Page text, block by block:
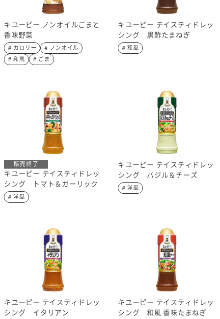
キユーピー ノンオイルごまと
香味野菜
# カロリー
# ノンオイル
# 和風
# ごま
キユーピー テイスティドレッ
シング 黒酢たまねぎ
# 和風
販売終了
キユーピー テイスティドレッ
シング トマト＆ガーリック
# 洋風
キユーピー テイスティドレッ
シング バジル＆チーズ
# 洋風
キユーピー テイスティドレッ
シング イタリアン
キユーピー テイスティドレッ
シング 和風 香味たまねぎ